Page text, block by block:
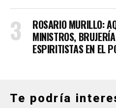
ROSARIO MURILLO:
MINISTROS,
ESPIRITISTAS EN EL
Te podría